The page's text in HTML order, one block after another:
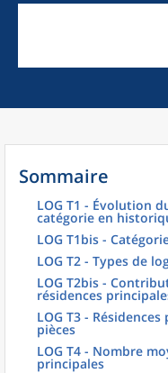
Sommaire
LOG T1 - Évolution
catégorie en
LOG T1bis -
LOG T2 - Types de
LOG T2bis -
résidences
LOG T3 -
pièces
LOG T4 - Nombre
principales